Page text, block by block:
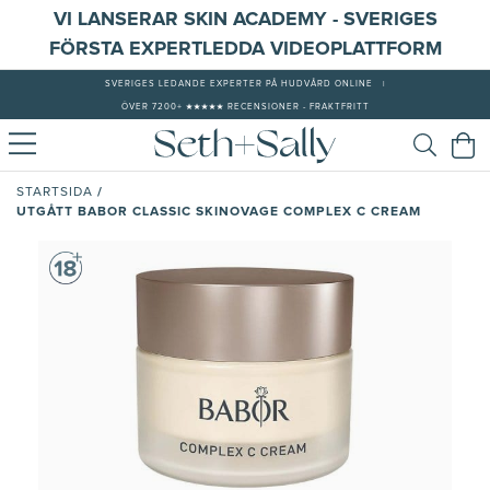
VI LANSERAR SKIN ACADEMY - SVERIGES
FÖRSTA EXPERTLEDDA VIDEOPLATTFORM
SVERIGES LEDANDE EXPERTER PÅ HUDVÅRD ONLINE
ÖVER 7200+ ★★★★★ RECENSIONER - FRAKTFRITT
STARTSIDA /
UTGÅTT BABOR CLASSIC SKINOVAGE COMPLEX C CREAM